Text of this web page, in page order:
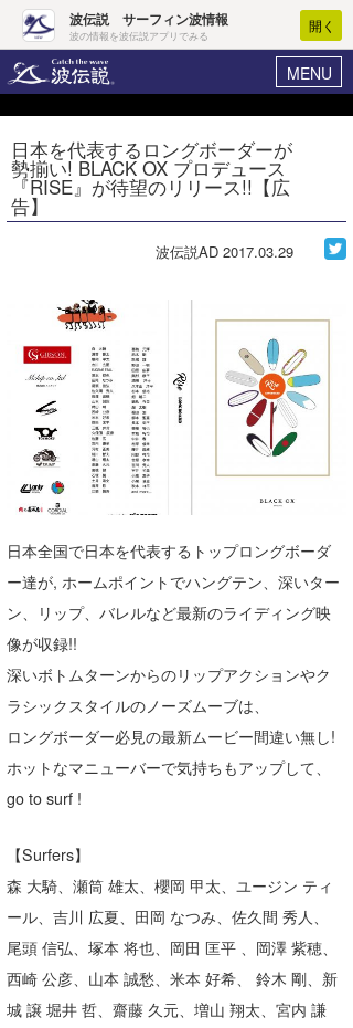
波伝説 サーフィン波情報
波の情報を波伝説アプリでみる
開く
MENU
ヘルプ マイホーム
ログイン
新規会員登録
WAVE HUNTER 波予想ツール
気象情報
ニュース
サーフィンエリアガイド
会員メニュー
今月のプレゼント
日本を代表するロングボーダーが
勢揃い! BLACK OX プロデュース
『RISE』が待望のリリース!!【広
告】
波伝説AD 2017.03.29
日本全国で日本を代表するトップロングボーダ
ー達が, ホームポイントでハングテン、深いター
ン、リップ、バレルなど最新のライディング映
像が収録!!
深いボトムターンからのリップアクションやク
ラシックスタイルのノーズムーブは、
ロングボーダー必見の最新ムービー間違い無し!
ホットなマニューバーで気持ちもアップして、
go to surf !
【Surfers】
森 大騎、瀬筒 雄太、櫻岡 甲太、ユージン ティ
ール、吉川 広夏、田岡 なつみ、佐久間 秀人、
尾頭 信弘、塚本 将也、岡田 匡平 、岡澤 紫穂、
西崎 公彦、山本 誠愁、米本 好希、 鈴木 剛、新
城 譲 堀井 哲、齋藤 久元、増山 翔太、宮内 謙
Core Surf Japan
コンテスト
ファッション/グッズ
コラム
トラベル
ショップ情報
ショップ情報
湘南
千葉北
伊豆
千葉南
四国
沖縄
ウラナミ
お知らせ
その他
ルール＆How to
VOTE!
サーファーズ
ライター/寄稿メディア
Core Surf Japan